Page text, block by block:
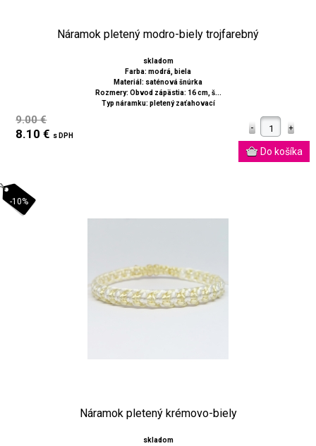
Náramok pletený modro-biely trojfarebný
skladom
Farba: modrá, biela
Materiál: saténová šnúrka
Rozmery: Obvod zápästia: 16 cm, š...
Typ náramku: pletený zaťahovací
9.00 €
8.10 € s DPH
-10%
Náramok pletený krémovo-biely
skladom